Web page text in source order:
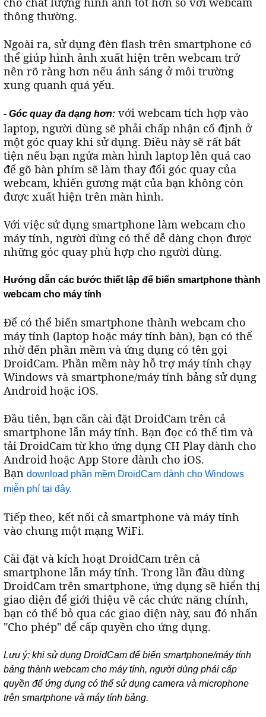
thông thường.
Ngoài ra, sử dụng đèn flash trên smartphone có
thể giúp hình ảnh xuất hiện trên webcam trở
nên rõ ràng hơn nếu ánh sáng ở môi trường
xung quanh quá yếu.
- Góc quay đa dạng hơn: với webcam tích hợp vào
laptop, người dùng sẽ phải chấp nhận cố định ở
một góc quay khi sử dụng. Điều này sẽ rất bất
tiện nếu bạn ngửa màn hình laptop lên quá cao
để gõ bàn phím sẽ làm thay đổi góc quay của
webcam, khiến gương mặt của bạn không còn
được xuất hiện trên màn hình.
Với việc sử dụng smartphone làm webcam cho
máy tính, người dùng có thể dễ dàng chọn được
những góc quay phù hợp cho người dùng.
Hướng dẫn các bước thiết lập để biến smartphone thành
webcam cho máy tính
Để có thể biến smartphone thành webcam cho
máy tính (laptop hoặc máy tính bàn), bạn có thể
nhờ đến phần mềm và ứng dụng có tên gọi
DroidCam. Phần mềm này hỗ trợ máy tính chạy
Windows và smartphone/máy tính bảng sử dụng
Android hoặc iOS.
Đầu tiên, bạn cần cài đặt DroidCam trên cả
smartphone lẫn máy tính. Bạn đọc có thể tìm và
tải DroidCam từ kho ứng dụng CH Play dành cho
Android hoặc App Store dành cho iOS.
Bạn download phần mềm DroidCam dành cho Windows
miễn phí tại đây.
Tiếp theo, kết nối cả smartphone và máy tính
vào chung một mạng WiFi.
Cài đặt và kích hoạt DroidCam trên cả
smartphone lẫn máy tính. Trong lần đầu dùng
DroidCam trên smartphone, ứng dụng sẽ hiển thị
giao diện để giới thiệu về các chức năng chính,
bạn có thể bỏ qua các giao diện này, sau đó nhấn
"Cho phép" để cấp quyền cho ứng dụng.
Lưu ý: khi sử dụng DroidCam để biến smartphone/máy tính
bảng thành webcam cho máy tính, người dùng phải cấp
quyền để ứng dụng có thể sử dụng camera và microphone
trên smartphone và máy tính bảng.